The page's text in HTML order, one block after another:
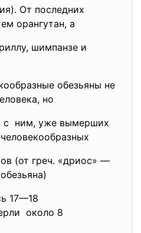
От последних
орангутан, а
шимпанзе и
обезьяны не
но
с ним, уже вымерших
(от греч. «дриос» —
17—18
около 8